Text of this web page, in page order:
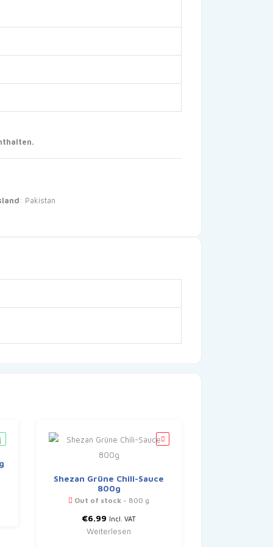
: Pakistan
Shezan Grüne Chili-Sauce
800g
Out of stock - 800 g
€6.99 Incl. VAT
Weiterlesen